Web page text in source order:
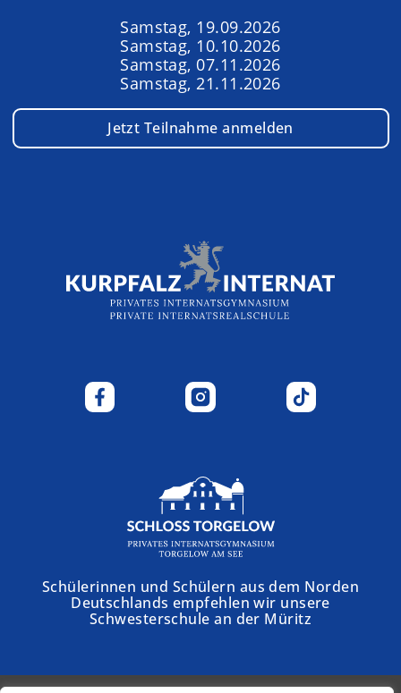
Samstag, 19.09.2026
Samstag, 10.10.2026
Samstag, 07.11.2026
Samstag, 21.11.2026
Jetzt Teilnahme anmelden
Schülerinnen und Schülern aus dem Norden
Deutschlands empfehlen wir unsere
Schwesterschule an der Müritz